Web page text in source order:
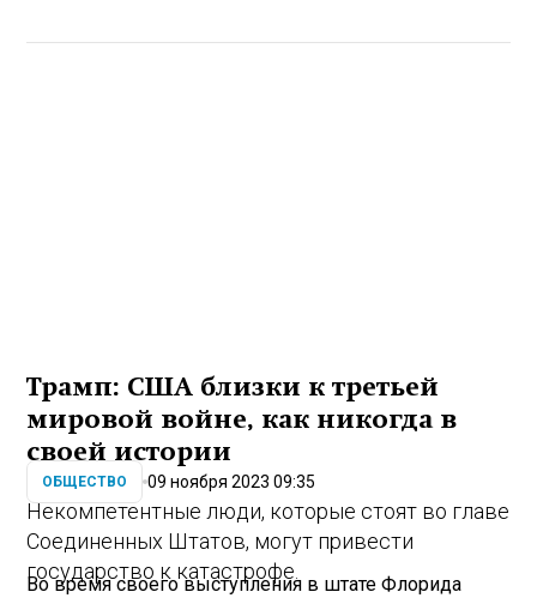
Трамп: США близки к третьей
мировой войне, как никогда в
своей истории
ОБЩЕСТВО 09 ноября 2023 09:35
Некомпетентные люди, которые стоят во главе
Соединенных Штатов, могут привести
государство к катастрофе.
Во время своего выступления в штате Флорида